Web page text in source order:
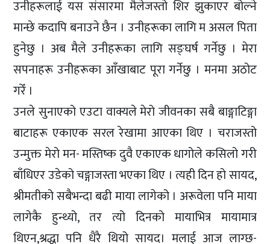
उनीहरूलाई यस संसारमा मैलेजस्तो शिर झुकाएर बोल्ने
मान्छे कदापि बनाउने छैन । उनीहरूका लागि म असल पिता
हुनेछु । अब मैले उनीहरूका लागि सङ्घर्ष गर्नेछु । मेरा
सपनाहरू उनीहरूका आँखाबाट पूरा गर्नेछु । मनमा अठोट
गरेँ ।
उनले सुनाएको एउटा वाक्यले मेरो जीवनका सबै बाङ्गाटिङ्गा
बाटाहरू एकाएक सरल रेखामा आएका थिए । चराजस्तो
उन्मुक्त मेरो मन- मस्तिष्क दुवै एकाएक धागोले कसिलो गरी
बाँधिएर उडेको चङ्गाजस्ता भएका थिए । त्यही दिन हो सायद,
श्रीमतीको सबैभन्दा बढी माया लागेको । अरूवेला पनि माया
लागेकै हुन्थ्यो, तर त्यो दिनको मायाभित्र मायामात्र
थिएन,श्रद्धा पनि धैरै थियो सायद। मलाई आज लाग्छ-